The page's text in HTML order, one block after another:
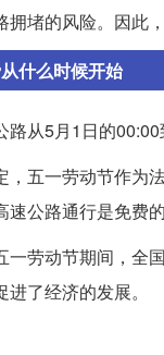
拥堵的风险。因此
什么时候开始
从5月1日的00:00
，五一劳动节作为
公路通行是免费的
一劳动节期间，全
了经济的发展。